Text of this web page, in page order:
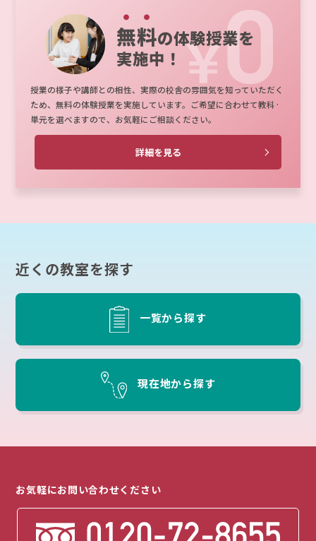
無料の体験授業を
実施中！
授業の様子や講師との相性、実際の校舎の雰囲気を知っていただく
ため、無料の体験授業を実施しています。ご希望に合わせて教科·
単元を選べますので、お気軽にご相談ください。
詳細を見る
近くの教室を探す
一覧から探す
現在地から探す
お気軽にお問い合わせください